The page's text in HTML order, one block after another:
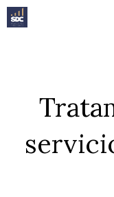
Saltar
al